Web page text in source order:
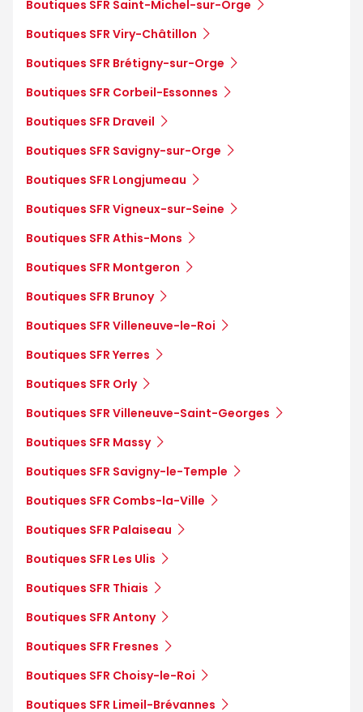
Boutiques SFR Saint-Michel-sur-Orge
Boutiques SFR Viry-Châtillon
Boutiques SFR Brétigny-sur-Orge
Boutiques SFR Corbeil-Essonnes
Boutiques SFR Draveil
Boutiques SFR Savigny-sur-Orge
Boutiques SFR Longjumeau
Boutiques SFR Vigneux-sur-Seine
Boutiques SFR Athis-Mons
Boutiques SFR Montgeron
Boutiques SFR Brunoy
Boutiques SFR Villeneuve-le-Roi
Boutiques SFR Yerres
Boutiques SFR Orly
Boutiques SFR Villeneuve-Saint-Georges
Boutiques SFR Massy
Boutiques SFR Savigny-le-Temple
Boutiques SFR Combs-la-Ville
Boutiques SFR Palaiseau
Boutiques SFR Les Ulis
Boutiques SFR Thiais
Boutiques SFR Antony
Boutiques SFR Fresnes
Boutiques SFR Choisy-le-Roi
Boutiques SFR Limeil-Brévannes